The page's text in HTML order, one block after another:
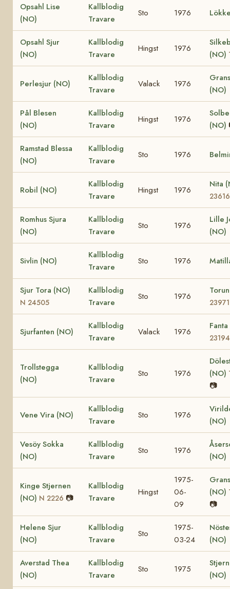
Opsahl Lise
(NO)
Kallblodig
Travare
Sto 1976
Opsahl Sjur
(NO)
Kallblodig
Travare
Hingst 1976
(NO)
Perlesjur (NO)
Kallblodig
Travare
Valack 1976
(NO)
Pål Blesen
(NO)
Kallblodig
Travare
Hingst 1976
(NO)
Ramstad Blessa
(NO)
Kallblodig
Travare
Sto 1976
Robil (NO)
Kallblodig
Travare
Hingst 1976
Nita
23616
Romhus Sjura
(NO)
Kallblodig
Travare
Sto 1976
Lille
(NO)
Sivlin (NO)
Kallblodig
Travare
Sto 1976
Sjur Tora (NO)
N 24505
Kallblodig
Travare
Sto 1976
23971
Sjurfanten (NO)
Kallblodig
Travare
Valack 1976
23194
Trollstegga
(NO)
Kallblodig
Travare
Sto 1976
(NO)
📷
Vene Vira (NO)
Kallblodig
Travare
Sto 1976
(NO)
Vesöy Sokka
(NO)
Kallblodig
Travare
Sto 1976
(NO)
Kinge Stjernen
(NO) N 2226 📷
Kallblodig
Travare
Hingst
1975-
06-
09
(NO)
📷
Helene Sjur
(NO)
Kallblodig
Travare
Sto
1975-
03-24
(NO)
Averstad Thea
(NO)
Kallblodig
Travare
Sto 1975
(NO)